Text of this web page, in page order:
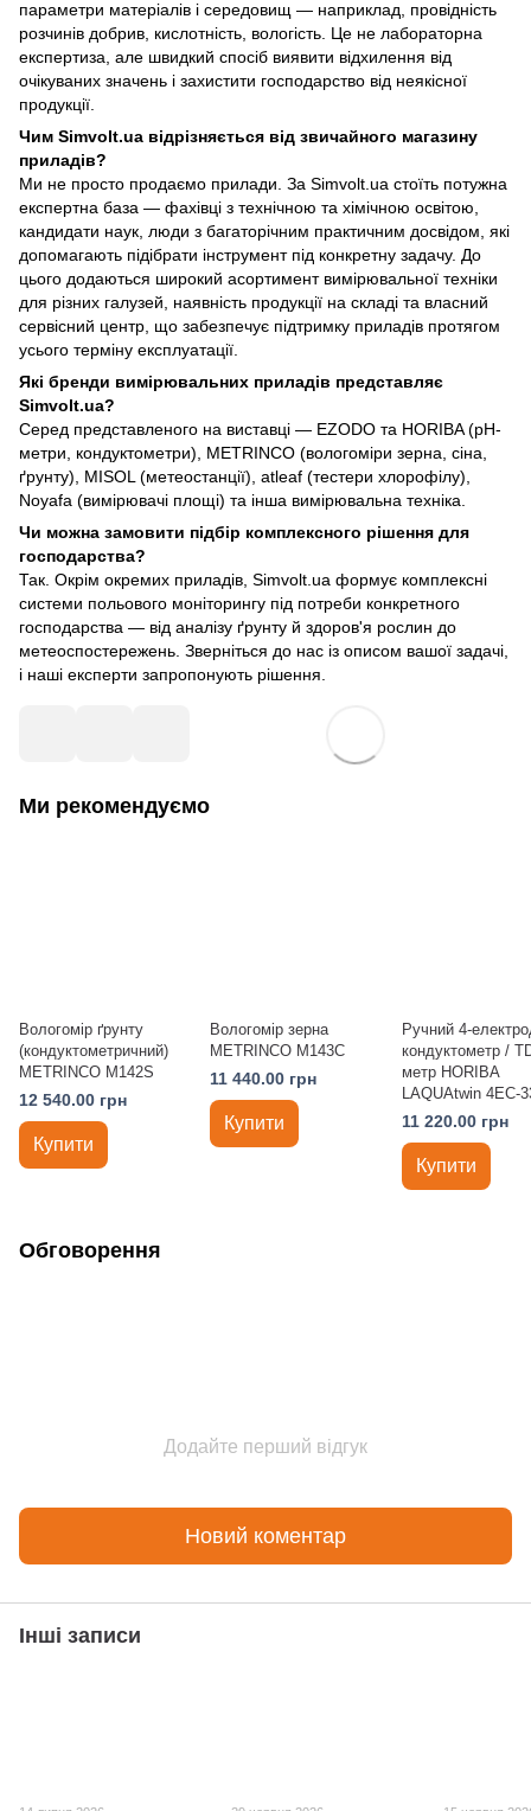
параметри матеріалів і середовищ — наприклад, провідність
розчинів добрив, кислотність, вологість. Це не лабораторна
експертиза, але швидкий спосіб виявити відхилення від
очікуваних значень і захистити господарство від неякісної
продукції.
Чим Simvolt.ua відрізняється від звичайного магазину
приладів?
Ми не просто продаємо прилади. За Simvolt.ua стоїть потужна
експертна база — фахівці з технічною та хімічною освітою,
кандидати наук, люди з багаторічним практичним досвідом, які
допомагають підібрати інструмент під конкретну задачу. До
цього додаються широкий асортимент вимірювальної техніки
для різних галузей, наявність продукції на складі та власний
сервісний центр, що забезпечує підтримку приладів протягом
усього терміну експлуатації.
Які бренди вимірювальних приладів представляє
Simvolt.ua?
Серед представленого на виставці — EZODO та HORIBA (pH-
метри, кондуктометри), METRINCO (вологоміри зерна, сіна,
ґрунту), MISOL (метеостанції), atleaf (тестери хлорофілу),
Noyafa (вимірювачі площі) та інша вимірювальна техніка.
Чи можна замовити підбір комплексного рішення для
господарства?
Так. Окрім окремих приладів, Simvolt.ua формує комплексні
системи польового моніторингу під потреби конкретного
господарства — від аналізу ґрунту й здоров'я рослин до
метеоспостережень. Зверніться до нас із описом вашої задачі,
і наші експерти запропонують рішення.
Ми рекомендуємо
Вологомір ґрунту
(кондуктометричний)
METRINCO M142S
12 540.00 грн
Купити
Вологомір зерна
METRINCO M143C
11 440.00 грн
Купити
Ручний 4-
кондуктометр /
метр HORIBA
LAQUAtwin 4EC-
11 220.00 грн
Купити
Обговорення
Додайте перший відгук
Новий коментар
Інші записи